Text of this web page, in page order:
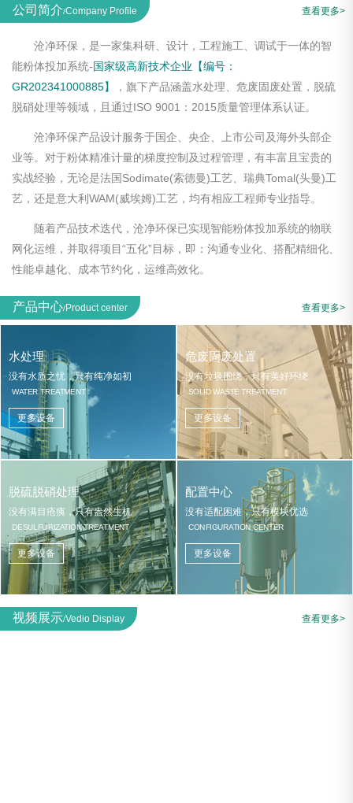
公司简介/Company Profile 查看更多>
沧净环保，是一家集科研、设计，工程施工、调试于一体的智
能粉体投加系统-国家级高新技术企业【编号：
GR202341000885】
，旗下产品涵盖水处理、危废固废处置，脱硫
脱硝处理等领域，且通过ISO 9001：2015质量管理体系认证。
沧净环保产品设计服务于国企、央企、上市公司及海外头部企
业等。对于粉体精准计量的梯度控制及过程管理，有丰富且宝贵的
实战经验，无论是法国Sodimate(索德曼)工艺、瑞典Tomal(头曼)工
艺，还是意大利WAM(威埃姆)工艺，均有相应工程师专业指导。
随着产品技术迭代，沧净环保已实现智能粉体投加系统的物联
网化运维，并取得项目“五化”目标，即：沟通专业化、搭配精细化、
性能卓越化、成本节约化，运维高效化。
产品中心/Product center 查看更多>
水处理
没有水质之忧，只有纯净如初
WATER TREATMENT
更多设备
危废固废处置
没有垃圾围绕，只有美好环绕
SOLID WASTE TREATMENT
更多设备
脱硫脱硝处理
没有满目疮痍，只有盎然生机
DESULFURIZATION TREATMENT
更多设备
配置中心
没有适配困难，只有模块优选
CONFIGURATION CENTER
更多设备
视频展示/Vedio Display 查看更多>